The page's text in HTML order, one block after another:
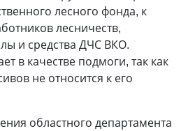
лесного фонда, к
лесничеств,
и средства ДЧС ВКО.
в качестве подмоги, так как
не относится к его
областного департамента